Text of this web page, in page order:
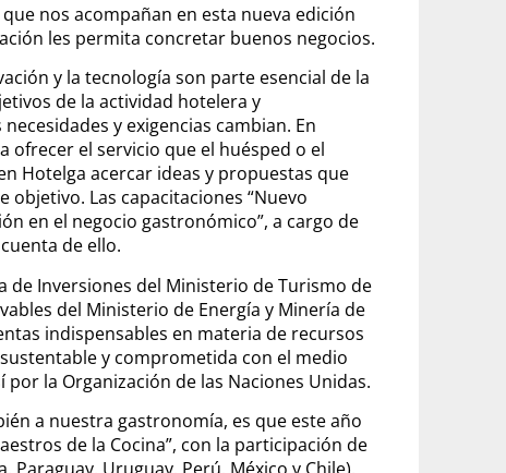
nos acompañan en esta nueva edición
les permita concretar buenos negocios.
y la tecnología son parte esencial de la
de la actividad hotelera y
y exigencias cambian. En
ofrecer el servicio que el huésped o el
Hotelga acercar ideas y propuestas que
Las capacitaciones “Nuevo
en el negocio gastronómico”, a cargo de
de ello.
de Inversiones del Ministerio de Turismo de
del Ministerio de Energía y Minería de
indispensables en materia de recursos
y comprometida con el medio
la Organización de las Naciones Unidas.
a nuestra gastronomía, es que este año
de la Cocina”, con la participación de